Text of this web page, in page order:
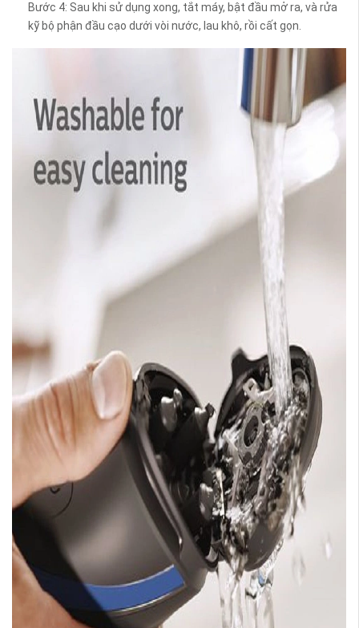
Bước 4: Sau khi sử dụng xong, tắt máy, bật đầu mở ra, và rửa
kỹ bộ phận đầu cạo dưới vòi nước, lau khô, rồi cất gọn.